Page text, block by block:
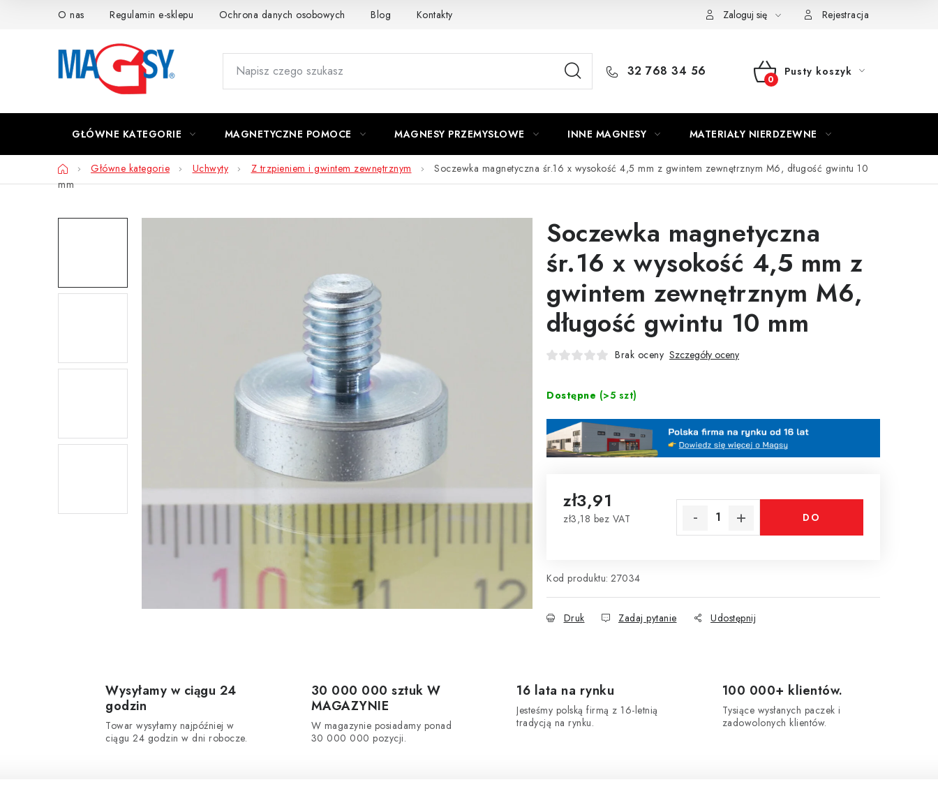
O nas Regulamin e-sklepu Ochrona danych osobowych Blog Kontakty Zaloguj się Rejestracja
32 768 34 56
KOSZYK
Pusty koszyk
GŁÓWNE KATEGORIE MAGNETYCZNE POMOCE MAGNESY PRZEMYSŁOWE INNE MAGNESY MATERIAŁY NIERDZEWNE
HomeGłówne kategorie Uchwyty Z trzpieniem i gwintem zewnętrznym
Soczewka magnetyczna śr.16 x wysokość 4,5 mm z gwintem zewnętrznym M6, długość gwintu 10
mm
Soczewka magnetyczna
śr.16 x wysokość 4,5 mm z
gwintem zewnętrznym M6,
długość gwintu 10 mm
Brak oceny Szczegóły oceny
Dostępne (>5 szt)
zł3,91
zł3,18 bez VAT DO
Kod produktu: 27034
Druk Zadaj pytanie Udostępnij
Wysyłamy w ciągu 24
godzin
Towar wysyłamy najpóźniej w
ciągu 24 godzin w dni robocze.
30 000 000 sztuk W
MAGAZYNIE
W magazynie posiadamy ponad
30 000 000 pozycji.
16 lata na rynku
Jesteśmy polską firmą z 16-letnią
tradycją na rynku.
100 000+ klientów.
Tysiące wysłanych paczek i
zadowolonych klientów.